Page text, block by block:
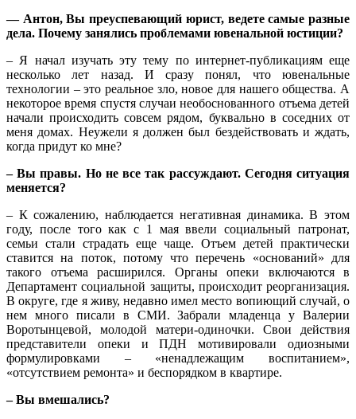
— Антон, Вы преуспевающий юрист, ведете самые разные
дела. Почему занялись проблемами ювенальной юстиции?
– Я начал изучать эту тему по интернет-публикациям еще
несколько лет назад. И сразу понял, что ювенальные
технологии – это реальное зло, новое для нашего общества. А
некоторое время спустя случаи необоснованного отъема детей
начали происходить совсем рядом, буквально в соседних от
меня домах. Неужели я должен был бездействовать и ждать,
когда придут ко мне?
– Вы правы. Но не все так рассуждают. Сегодня ситуация
меняется?
– К сожалению, наблюдается негативная динамика. В этом
году, после того как с 1 мая ввели социальный патронат,
семьи стали страдать еще чаще. Отъем детей практически
ставится на поток, потому что перечень «оснований» для
такого отъема расширился. Органы опеки включаются в
Департамент социальной защиты, происходит реорганизация.
В округе, где я живу, недавно имел место вопиющий случай, о
нем много писали в СМИ. Забрали младенца у Валерии
Воротынцевой, молодой матери-одиночки. Свои действия
представители опеки и ПДН мотивировали одиозными
формулировками – «ненадлежащим воспитанием»,
«отсутствием ремонта» и беспорядком в квартире.
– Вы вмешались?